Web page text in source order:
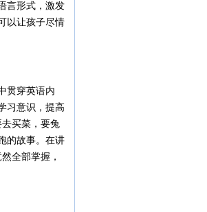
言形式，激发
以让孩子尽情
贯穿英语内
习意识，提高
去买菜，要兔
的故事。在讲
全部掌握，